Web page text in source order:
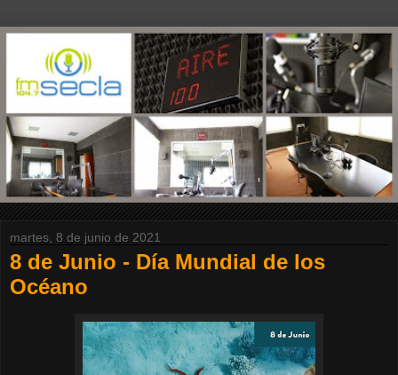
martes, 8 de junio de 2021
8 de Junio - Día Mundial de los
Océano